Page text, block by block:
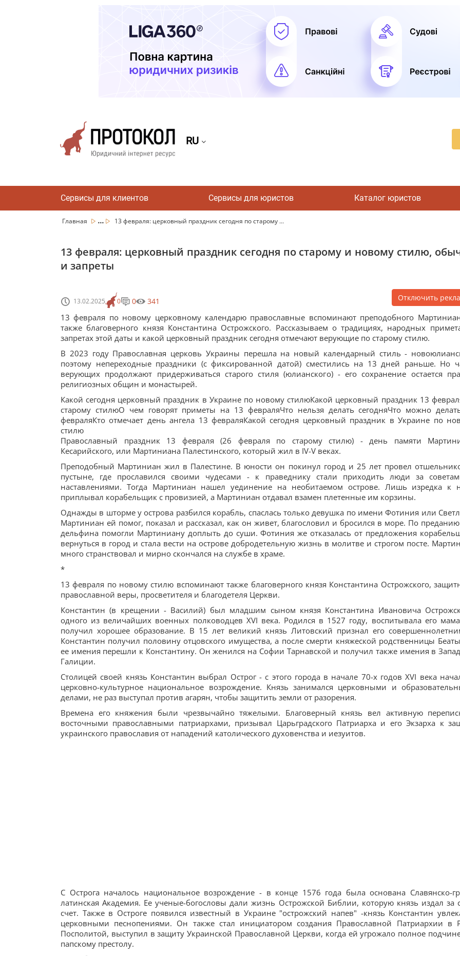
RU
Сервисы для клиентов Сервисы для юристов Каталог юристов
Главная ... 13 февраля: церковный праздник сегодня по старому ...
13 февраля: церковный праздник сегодня по старому и новому стилю,
и запреты
13.02.2025 0 0 341 Отключить
13 февраля по новому церковному календарю православные вспоминают преподобного
также благоверного князя Константина Острожского. Рассказываем о традициях, народных
запретах этой даты и какой церковный праздник сегодня отмечают верующие по старому стилю.
В 2023 году Православная церковь Украины перешла на новый календарный стиль -
поэтому непереходные праздники (с фиксированной датой) сместились на 13 дней раньше. Но
верующих продолжают придерживаться старого стиля (юлианского) - его сохранение остается
религиозных общин и монастырей.
Какой сегодня церковный праздник в Украине по новому стилюКакой церковный праздник 13
старому стилюО чем говорят приметы на 13 февраляЧто нельзя делать сегодняЧто можно
февраляКто отмечает день ангела 13 февраляКакой сегодня церковный праздник в Украине по
стилю
Православный праздник 13 февраля (26 февраля по старому стилю) - день памяти
Кесарийского, или Мартиниана Палестинского, который жил в IV-V веках.
Преподобный Мартиниан жил в Палестине. В юности он покинул город и 25 лет провел
пустыне, где прославился своими чудесами - к праведнику стали приходить люди за
наставлениями. Тогда Мартиниан нашел уединение на необитаемом острове. Лишь изредка к
приплывал корабельщик с провизией, а Мартиниан отдавал взамен плетенные им корзины.
Однажды в шторме у острова разбился корабль, спаслась только девушка по имени Фотиния или
Мартиниан ей помог, показал и рассказал, как он живет, благословил и бросился в море. По
дельфина помогли Мартиниану доплыть до суши. Фотиния же отказалась от предложения
вернуться в город и стала вести на острове добродетельную жизнь в молитве и строгом посте.
много странствовал и мирно скончался на службе в храме.
*
13 февраля по новому стилю вспоминают также благоверного князя Константина Острожского,
православной веры, просветителя и благодетеля Церкви.
Константин (в крещении - Василий) был младшим сыном князя Константина Ивановича
одного из величайших военных полководцев XVI века. Родился в 1527 году, воспитывала его
получил хорошее образование. В 15 лет великий князь Литовский признал его
Константин получил половину отцовского имущества, а после смерти княжеской родственницы
ее имения перешли к Константину. Он женился на Софии Тарнавской и получил также имения в
Галиции.
Столицей своей князь Константин выбрал Острог - с этого города в начале 70-х годов XVI века
церковно-культурное национальное возрождение. Князь занимался церковными и
делами, не раз выступал против агарян, чтобы защитить земли от разорения.
Времена его княжения были чрезвычайно тяжелыми. Благоверный князь вел активную
восточными православными патриархами, призывал Царьградского Патриарха и его Экзарха к
украинского православия от нападений католического духовенства и иезуитов.
С Острога началось национальное возрождение - в конце 1576 года была основана Славянско-
латинская Академия. Ее ученые-богословы дали жизнь Острожской Библии, которую князь издал за
счет. Также в Остроге появился известный в Украине "острожский напев" -князь Константин
церковными песнопениями. Он также стал инициатором создания Православной Патриархии в
Посполитой, выступил в защиту Украинской Православной Церкви, когда ей угрожало полное
папскому престолу.